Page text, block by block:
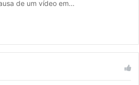
de um vídeo em…